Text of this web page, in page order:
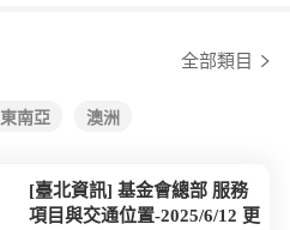
全部類目
東南亞 澳洲
[臺北資訊] 基金會總部 服務
項目與交通位置-2025/6/12 更